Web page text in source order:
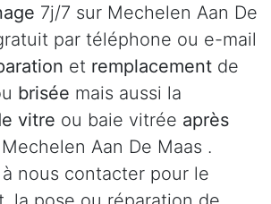
7j/7 sur Mechelen Aan De
par téléphone ou e-mail
et remplacement de
brisée mais aussi la
vitre ou baie vitrée après
Aan De Maas .
à nous contacter pour le